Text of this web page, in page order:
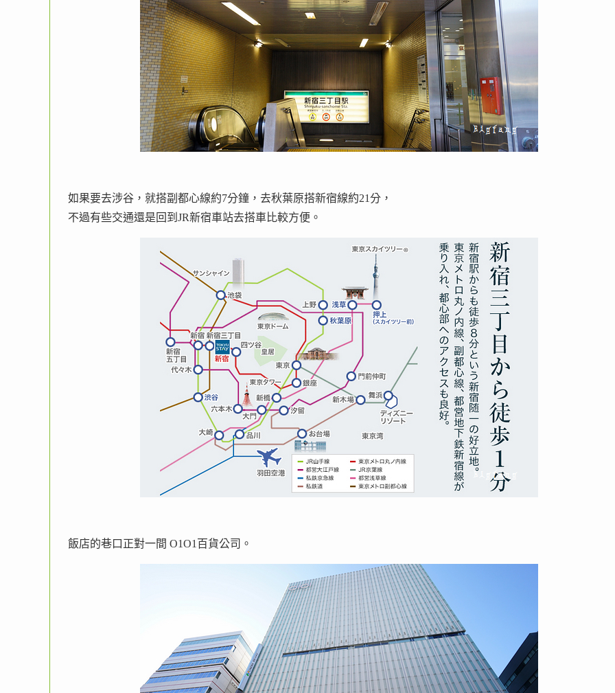
如果要去涉谷，就搭副都心線約7分鐘，去秋葉原搭新宿線約21分，
不過有些交通還是回到JR新宿車站去搭車比較方便。
飯店的巷口正對一間 O1O1百貨公司。